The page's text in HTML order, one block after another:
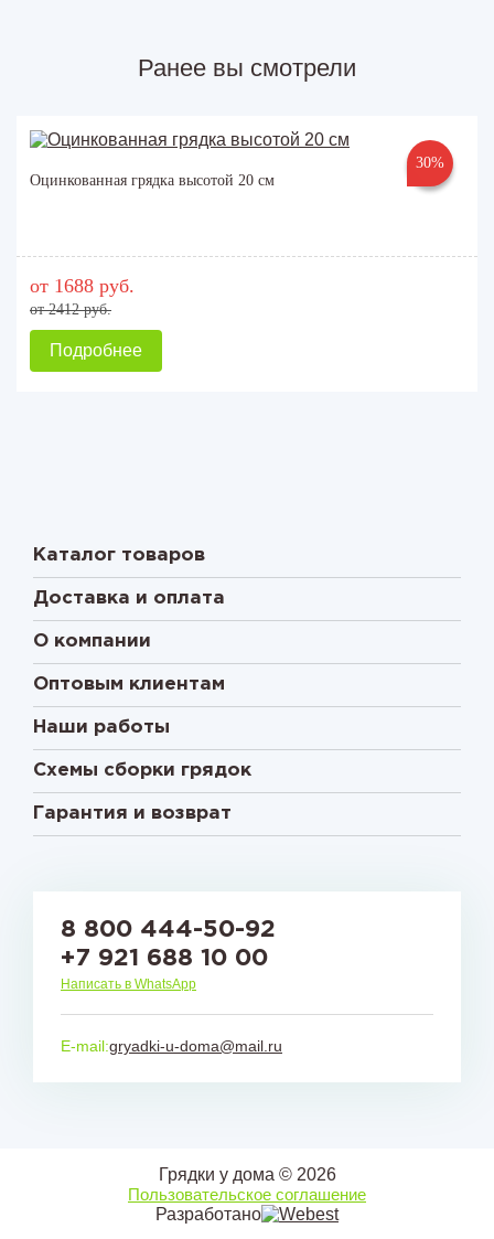
Ранее вы смотрели
30%
Оцинкованная грядка высотой 20 см
от 1688 руб.
от 2412 руб.
Подробнее
Каталог товаров
Доставка и оплата
О компании
Оптовым клиентам
Наши работы
Схемы сборки грядок
Гарантия и возврат
8 800 444-50-92
+7 921 688 10 00
Написать в WhatsApp
E-mail:gryadki-u-doma@mail.ru
Грядки у дома © 2026
Пользовательское соглашение
Разработано